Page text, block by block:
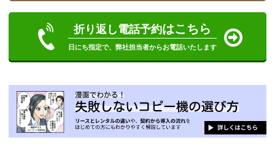
折り返し電話予約はこちら
日にち指定で、弊社担当者からお電話いたします